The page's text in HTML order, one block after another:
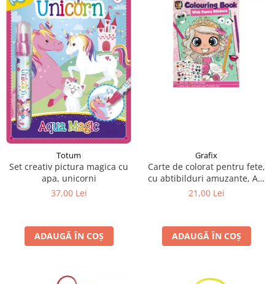
Totum
Set creativ pictura magica cu
apa, unicorni
37,00 Lei
ADAUGĂ ÎN COȘ
Grafix
Carte de colorat pentru fete,
cu abtibilduri amuzante, A4,
24 pagini
21,00 Lei
ADAUGĂ ÎN COȘ